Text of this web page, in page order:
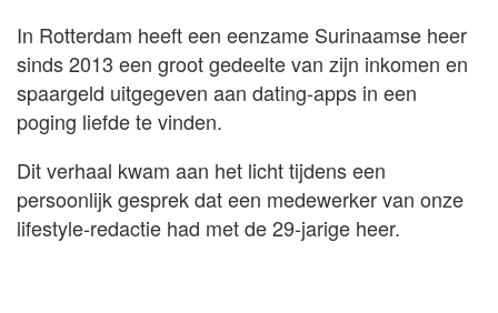
In Rotterdam heeft een eenzame Surinaamse heer
sinds 2013 een groot gedeelte van zijn inkomen en
spaargeld uitgegeven aan dating-apps in een
poging liefde te vinden.
Dit verhaal kwam aan het licht tijdens een
persoonlijk gesprek dat een medewerker van onze
lifestyle-redactie had met de 29-jarige heer.